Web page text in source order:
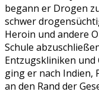
begann er Drogen
schwer
Heroin und andere
Schule
Entzugskliniken und
ging er nach Indien,
an den Rand der